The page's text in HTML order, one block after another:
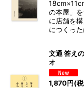
の本屋」
に店舗を
につくっ
文通 答え
オ
1,870円(